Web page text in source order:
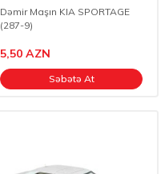
Dəmir Maşın KIA SPORTAGE
(287-9)
5,50 AZN
Səbətə At